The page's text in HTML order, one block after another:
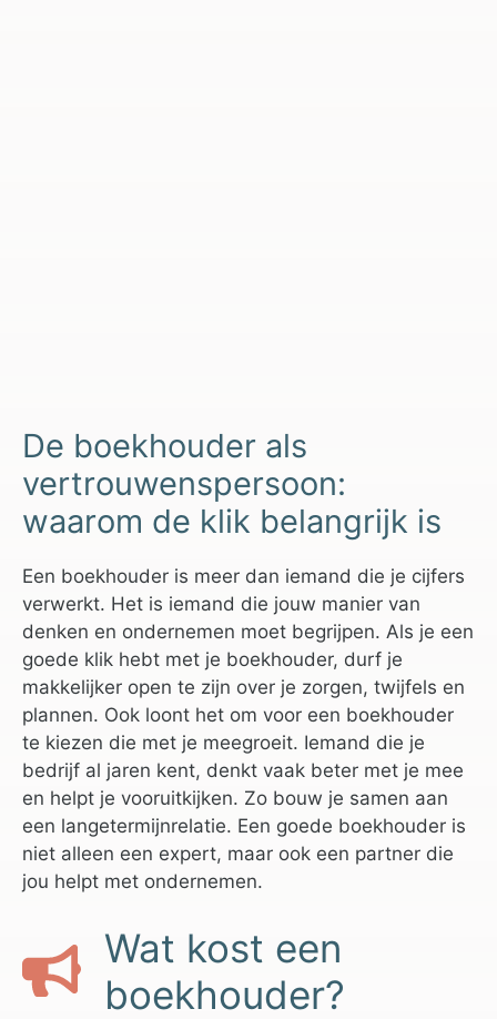
De boekhouder als
vertrouwenspersoon:
waarom de klik belangrijk is
Een boekhouder is meer dan iemand die je cijfers
verwerkt. Het is iemand die jouw manier van
denken en ondernemen moet begrijpen. Als je een
goede klik hebt met je boekhouder, durf je
makkelijker open te zijn over je zorgen, twijfels en
plannen. Ook loont het om voor een boekhouder
te kiezen die met je meegroeit. Iemand die je
bedrijf al jaren kent, denkt vaak beter met je mee
en helpt je vooruitkijken. Zo bouw je samen aan
een langetermijnrelatie. Een goede boekhouder is
niet alleen een expert, maar ook een partner die
jou helpt met ondernemen.
Wat kost een
boekhouder?